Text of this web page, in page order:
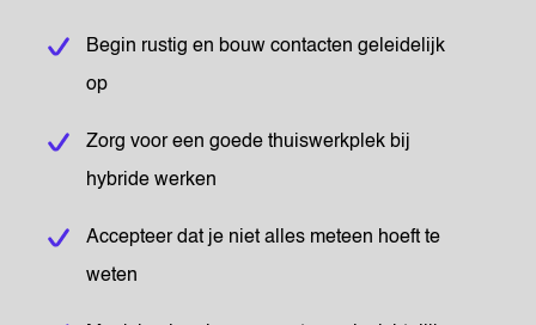
Begin rustig en bouw contacten geleidelijk
op
Zorg voor een goede thuiswerkplek bij
hybride werken
Accepteer dat je niet alles meteen hoeft te
weten